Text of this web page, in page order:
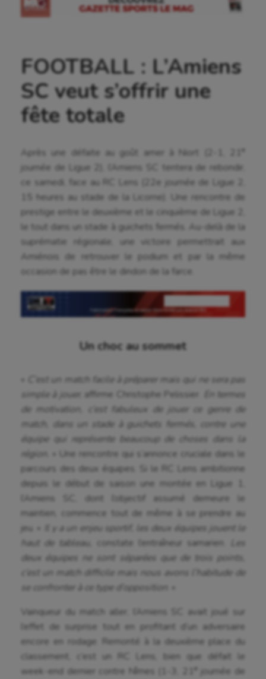
FOOTBALL : L’Amiens
SC veut s’offrir une
fête totale
Après une défaite au goût amer à Niort (2-1, 21 e
journée de Ligue 2), l’Amiens SC tentera de rebondir,
ce samedi, face au RC Lens (22e journée de Ligue 2,
15 heures au stade de la Licorne). Une rencontre de
prestige entre le deuxième et le cinquième de Ligue 2,
le tout dans un stade à guichets fermés. Au-delà de la
suprématie régionale, une victoire permettrait aux
Amiénois de retrouver le podium et par la même
occasion de pas être le dindon de la farce.
Un choc au sommet
C’est un match facile à préparer mais qui ne sera pas
simple à jouer , affirme Christophe Pelissier.
En termes
de motivation, c’est fabuleux de jouer ce genre de
match, dans un stade à guichets fermés, contre une
équipe qui représente beaucoup de choses dans la
région.
» Une rencontre qui s’annonce cruciale dans le
parcours des deux équipes. Si le RC Lens ambitionne
depuis le début de saison une montée en Ligue 1,
l’Amiens SC, dont l’objectif assumé demeure le
maintien, commence tout de même à se prendre au
jeu. «
Il y a un enjeu sportif, les deux équipes jouent le
haut de tableau,
constate l’entraîneur samarien.
Les
deux équipes ne sont séparées que de trois points,
c’est un match difficile mais nous avons l’habitude de
se confronter à ce type d’opposition
Vainqueur du match aller, l’Amiens SC avait joué sur
l’effet de surprise tout en profitant d’un adversaire
encore en rodage. Remonté à la deuxième place du
classement, c’est un RC Lens, bien que défait le
week-end dernier contre Nîmes (1-3, 21
e journée de